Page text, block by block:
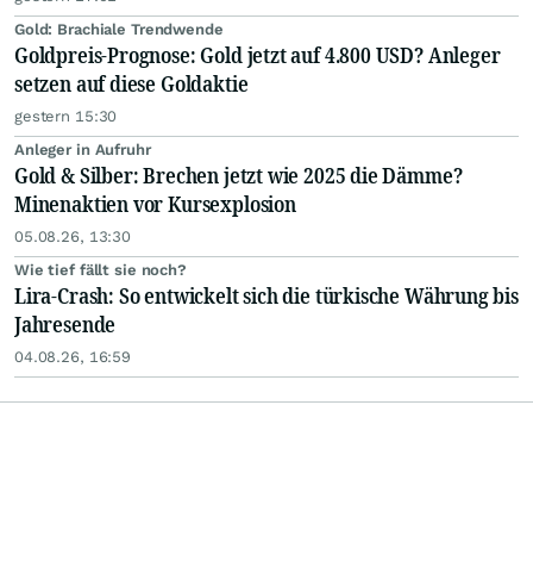
Gold: Brachiale Trendwende
Goldpreis-Prognose: Gold jetzt auf 4.800 USD? Anleger
setzen auf diese Goldaktie
gestern 15:30
Anleger in Aufruhr
Gold & Silber: Brechen jetzt wie 2025 die Dämme?
Minenaktien vor Kursexplosion
05.08.26, 13:30
Wie tief fällt sie noch?
Lira-Crash: So entwickelt sich die türkische Währung bis
Jahresende
04.08.26, 16:59